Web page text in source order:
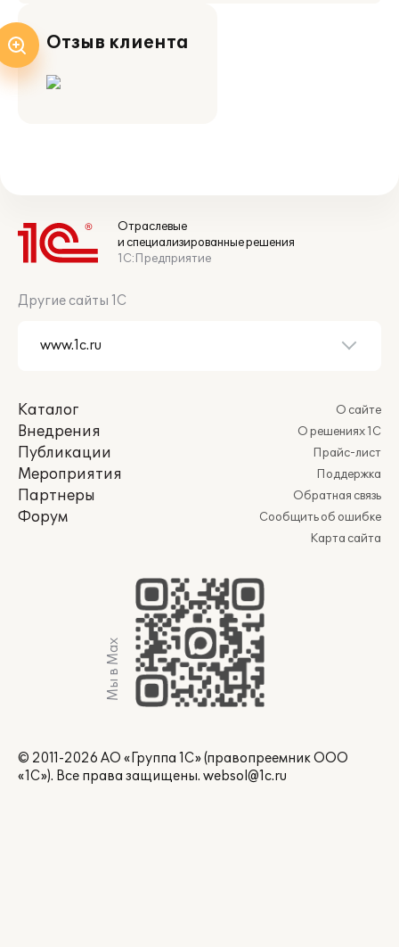
Отзыв клиента
Отраслевые
и специализированные решения
1С:Предприятие
Другие сайты 1С
Каталог
Внедрения
Публикации
Мероприятия
Партнеры
Форум
О сайте
О решениях 1С
Прайс-лист
Поддержка
Обратная связь
Сообщить об ошибке
Карта сайта
Мы в Max
© 2011-2026 АО «Группа 1С» (правопреемник ООО
«1С»). Все права защищены. websol@1c.ru